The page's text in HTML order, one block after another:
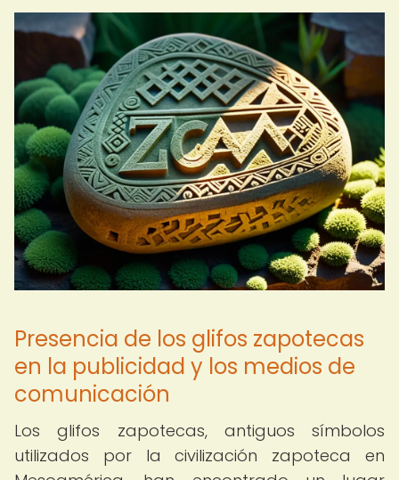
Presencia de los glifos zapotecas
en la publicidad y los medios de
comunicación
Los glifos zapotecas, antiguos símbolos
utilizados por la civilización zapoteca en